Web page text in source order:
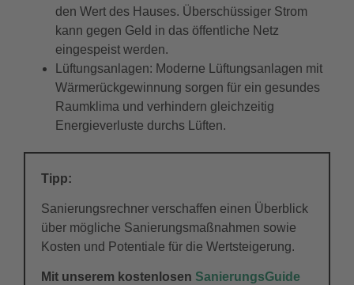
den Wert des Hauses. Überschüssiger Strom
kann gegen Geld in das öffentliche Netz
eingespeist werden.
Lüftungsanlagen: Moderne Lüftungsanlagen mit
Wärmerückgewinnung sorgen für ein gesundes
Raumklima und verhindern gleichzeitig
Energieverluste durchs Lüften.
Tipp:
Sanierungsrechner verschaffen einen Überblick
über mögliche Sanierungsmaßnahmen sowie
Kosten und Potentiale für die Wertsteigerung.
Mit unserem kostenlosen SanierungsGuide